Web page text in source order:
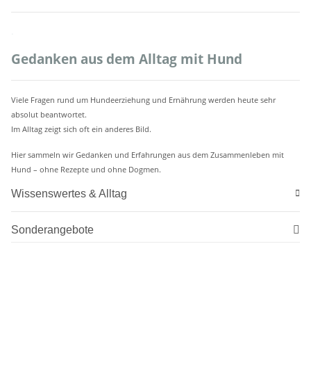
Gedanken aus dem Alltag mit Hund
Viele Fragen rund um Hundeerziehung und Ernährung werden heute sehr
absolut beantwortet.
Im Alltag zeigt sich oft ein anderes Bild.
Hier sammeln wir Gedanken und Erfahrungen aus dem Zusammenleben mit
Hund – ohne Rezepte und ohne Dogmen.
Wissenswertes & Alltag
Sonderangebote